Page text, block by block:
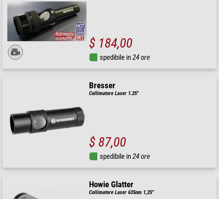
$ 184,00
spedibile in24 ore
Bresser
Collimatore Laser 1.25"
$ 87,00
spedibile in24 ore
Howie Glatter
Collimatore Laser 635nm 1,25"